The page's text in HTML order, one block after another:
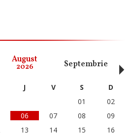
August
2026 Septembrie
J V S
D
01
02
06 07 08
09
13 14 15
16